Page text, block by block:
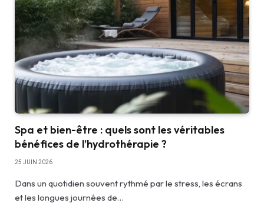
Spa et bien-être : quels sont les véritables
bénéfices de l’hydrothérapie ?
25 JUIN 2026
Dans un quotidien souvent rythmé par le stress, les écrans
et les longues journées de…